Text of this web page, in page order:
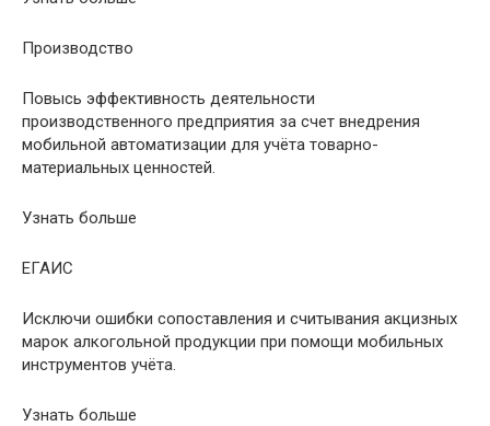
Производство
Повысь эффективность деятельности
производственного предприятия за счет внедрения
мобильной автоматизации для учёта товарно-
материальных ценностей.
Узнать больше
ЕГАИС
Исключи ошибки сопоставления и считывания акцизных
марок алкогольной продукции при помощи мобильных
инструментов учёта.
Узнать больше